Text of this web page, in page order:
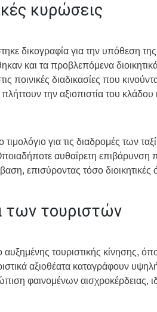
κυρώσεις
δικογραφία για την υπόθεση
και τα προβλεπόμενα
ποινικές διαδικασίες που
πλήττουν την αξιοπιστία του
για τις διαδρομές των
αυθαίρετη επιβάρυνση
επισύροντας τόσο διοικητικές
των τουριστών
τουριστικής κίνησης,
αξιοθέατα καταγράφουν
φαινομένων αισχροκέρδειας,